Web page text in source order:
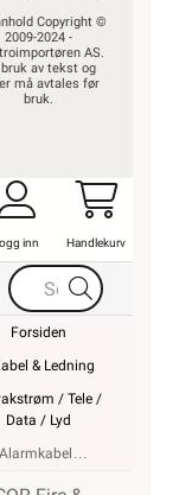
Copyright ©
2009-2024 -
AS.
av tekst og
må avtales før
bruk.
inn Handlekurv
Forsiden
& Ledning
/ Tele /
Data / Lyd
Alarmkabel